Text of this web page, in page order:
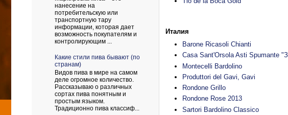
Италия
Barone Ricasoli Chianti
Casa Sant'Orsola Asti Spumante
Montecelli Bardolino
Produttori del Gavi, Gavi
Rondone Grillo
Rondone Rose 2013
Sartori Bardolino Classico
нанесение на
потребительскую или
транспортную тару
информации, которая дает
возможность покупателям и
контролирующим ...
Какие стили пива бывают (по
странам)
Видов пива в мире на самом
деле огромное количество.
Рассказываю о различных
сортах пива понятным и
простым языком.
Традиционно пива классиф...